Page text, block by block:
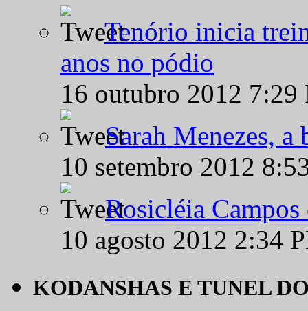
Tenório inicia
anos no pódio
16 outubro 2012
Sarah Menezes,
10 setembro 2012
Rosicléia
10 agosto 2012 2:34
KODANSHAS E TUNEL